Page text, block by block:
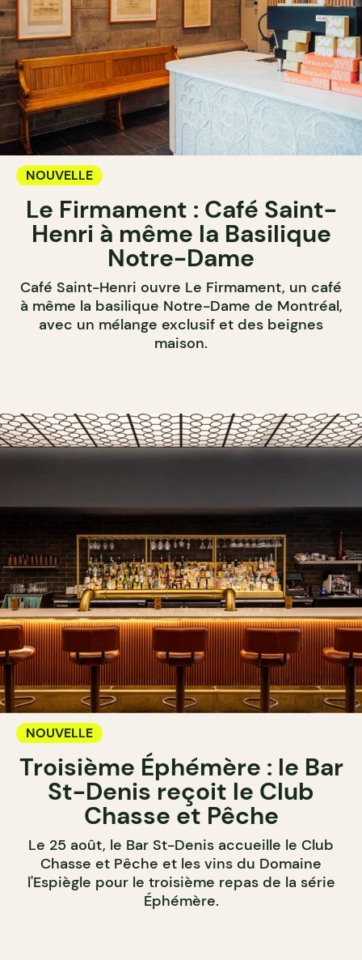
NOUVELLE
Le Firmament : Café Saint-
Henri à même la Basilique
Notre-Dame
Café Saint-Henri ouvre Le Firmament, un café
à même la basilique Notre-Dame de Montréal,
avec un mélange exclusif et des beignes
maison.
NOUVELLE
Troisième Éphémère : le Bar
St-Denis reçoit le Club
Chasse et Pêche
Le 25 août, le Bar St-Denis accueille le Club
Chasse et Pêche et les vins du Domaine
l'Espiègle pour le troisième repas de la série
Éphémère.